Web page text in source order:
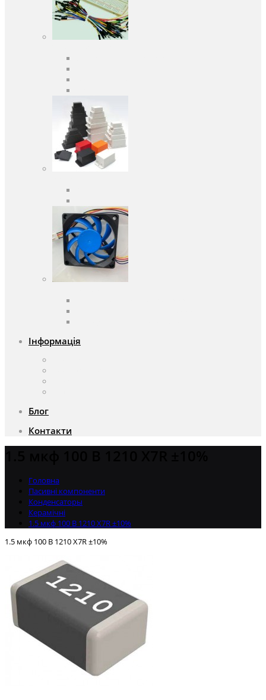
Інформація
Блог
Контакти
Головна
Пасивні компоненти
Конденсаторы
Керамічні
1.5 мкф 100 В 1210 X7R ±10%
1.5 мкф 100 В 1210 X7R ±10%